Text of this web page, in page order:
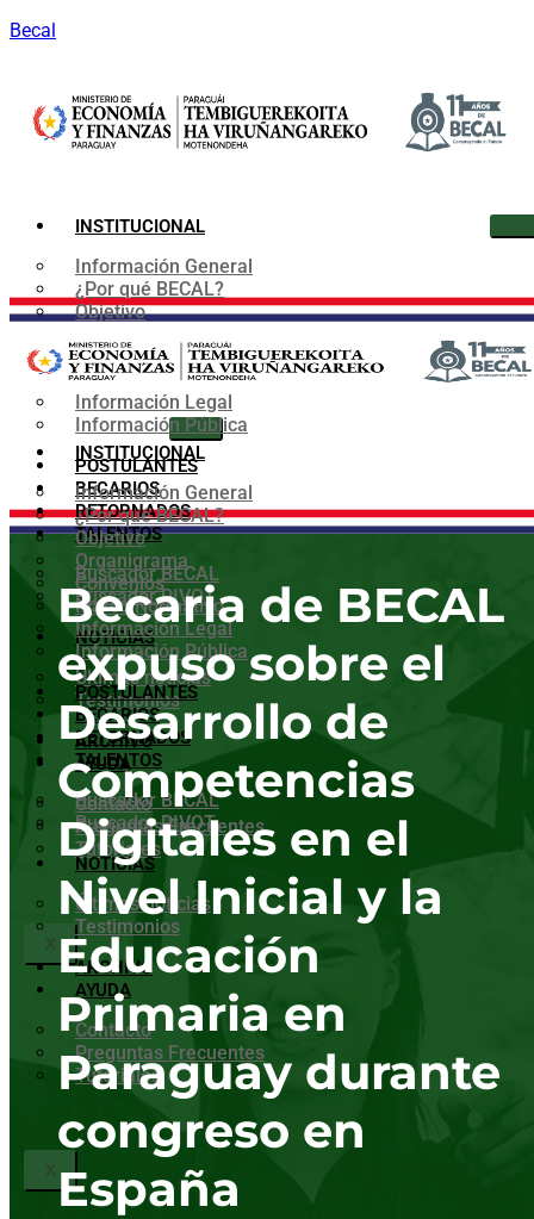
Becal
INSTITUCIONAL
Información General
¿Por qué BECAL?
Objetivo
Convenios
Marco Normativo
Información Legal
Información Pública
POSTULANTES
BECARIOS
RETORNADOS
TALENTOS
Buscador BECAL
Buscador PIVOT
NOTICIAS
Últimas noticias
Testimonios
ARCHIVO
AYUDA
Contacto
Preguntas Frecuentes
Tutoriales
X
INSTITUCIONAL
Información General
¿Por qué BECAL?
Objetivo
Organigrama
Convenios
Marco Normativo
Información Legal
Información Pública
POSTULANTES
BECARIOS
RETORNADOS
TALENTOS
Buscador BECAL
Buscador PIVOT
NOTICIAS
Últimas noticias
Testimonios
ARCHIVO
AYUDA
Contacto
Preguntas Frecuentes
Tutoriales
X
Becaria de BECAL
expuso sobre el
Desarrollo de
Competencias
Digitales en el
Nivel Inicial y la
Educación
Primaria en
Paraguay durante
congreso en
España